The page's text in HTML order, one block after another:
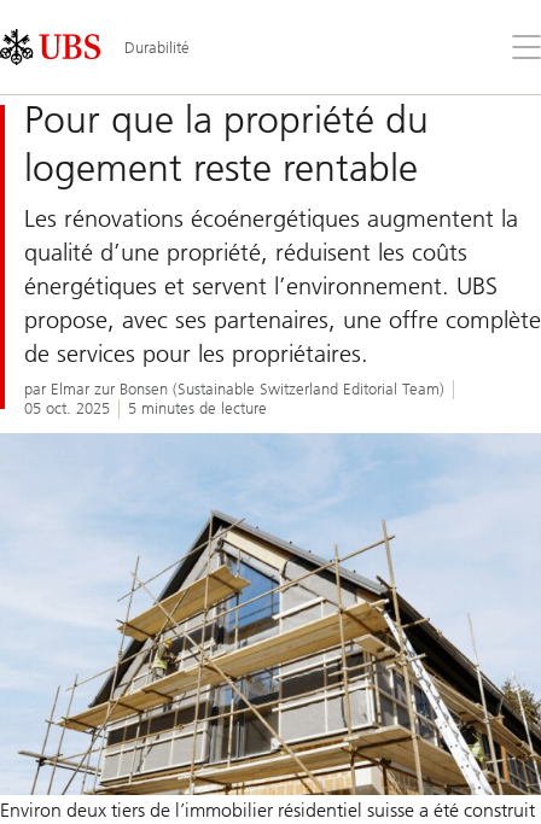
Links
Area
Durabilité
le
Pour que la propriété du
logement reste rentable
Les rénovations écoénergétiques augmentent la
qualité d’une propriété, réduisent les coûts
énergétiques et servent l’environnement. UBS
propose, avec ses partenaires, une offre complète
de services pour les propriétaires.
par Elmar zur Bonsen (Sustainable Switzerland Editorial Team)
05 oct. 2025
5 minutes de lecture
Environ deux tiers de l’immobilier résidentiel suisse a été construit